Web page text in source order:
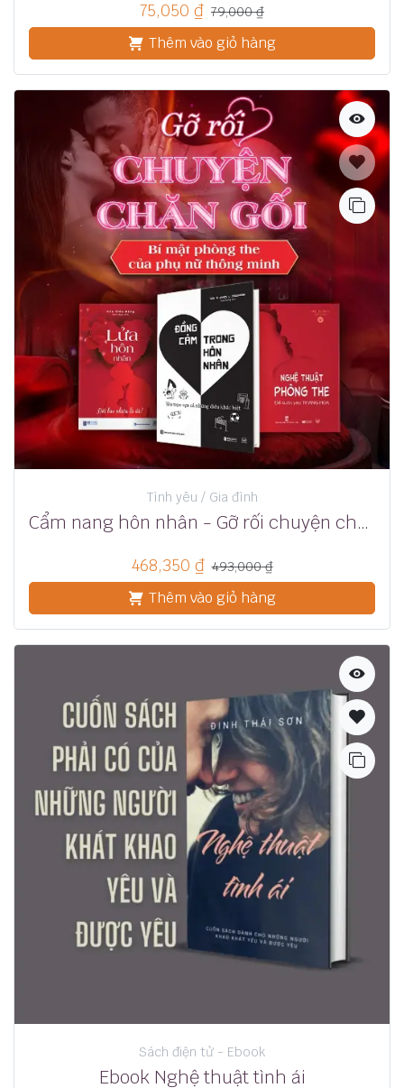
75,050 ₫ 79,000₫
Thêm vào giỏ hàng
Tình yêu / Gia đình
Cẩm nang hôn nhân - Gỡ rối chuyện chăn gối
468,350 ₫ 493,000₫
Thêm vào giỏ hàng
Sách điện tử - Ebook
Ebook Nghệ thuật tình ái